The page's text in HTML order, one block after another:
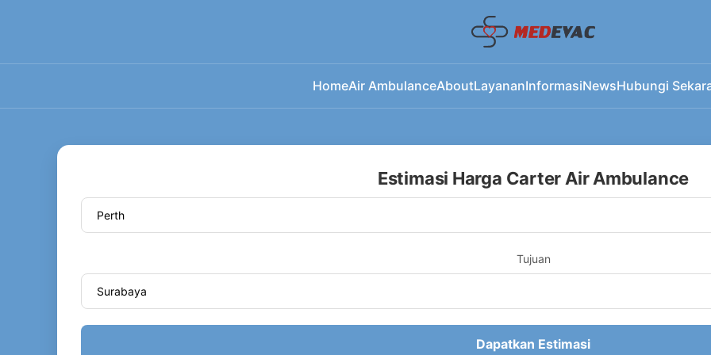
HomeAir AmbulanceAboutLayananInformasiNewsHubungi
Estimasi Harga Carter Air Ambulance
Tujuan
Dapatkan Estimasi